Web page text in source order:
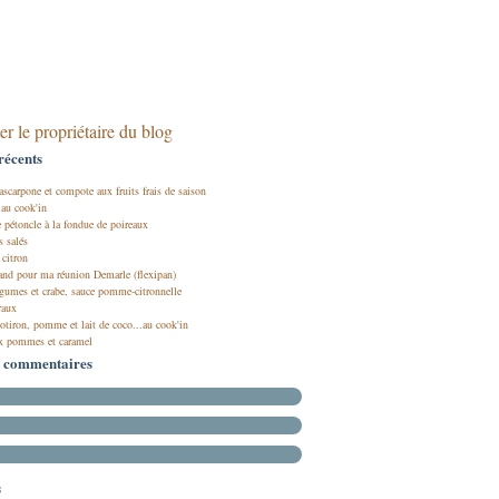
le propriétaire du blog
et compote aux fruits frais de saison
cook'in
à la fondue de poireaux
salés
citron
pour ma réunion Demarle (flexipan)
et crabe, sauce pomme-citronnelle
pomme et lait de coco...au cook'in
pommes et caramel